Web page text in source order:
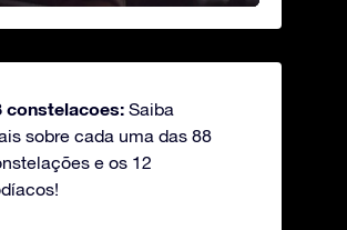
constelacoes: Saiba
sobre cada uma das 88
e os 12